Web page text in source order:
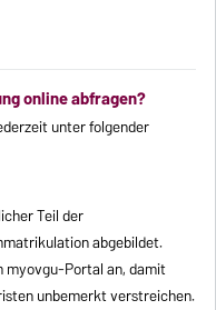
online abfragen?
unter folgender
Teil der
abgebildet.
myovgu-Portal an, damit
unbemerkt verstreichen.